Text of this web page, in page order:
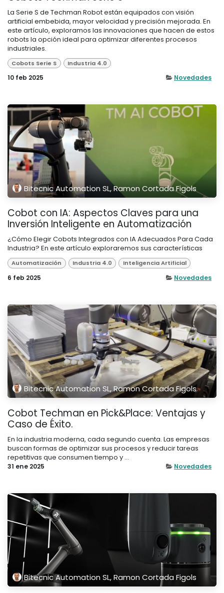
La Serie S de Techman Robot están equipados con visión
artificial embebida, mayor velocidad y precisión mejorada. En
este artículo, exploramos las innovaciones que hacen de estos
robots la opción ideal para optimizar diferentes procesos
industriales.
Cobots Serie S Industria 4.0
10 feb 2025 Novedades
Bitecnic Automation SL, Ramon Cortada Figols
Cobot con IA: Aspectos Claves para una
Inversión Inteligente en Automatización
¿Cómo Elegir Cobots Integrados con IA Adecuados Para Cada
Industria? En este artículo exploraremos sus características
Automatización Industria 4.0 Inteligencia Artificial
6 feb 2025 Novedades
Bitecnic Automation SL, Ramon Cortada Figols
Cobot Techman en Pick&Place: Ventajas y
Caso de Éxito.
En la industria moderna, cada segundo cuenta. Las empresas
buscan formas de optimizar sus procesos y reducir tareas
repetitivas que consumen tiempo y ...
31 ene 2025 Novedades
Bitecnic Automation SL, Ramon Cortada Figols